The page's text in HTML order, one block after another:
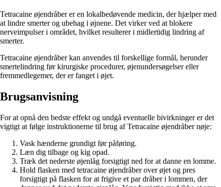
Tetracaine øjendråber er en lokalbedøvende medicin, der hjælper med
at lindre smerter og ubehag i øjnene. Det virker ved at blokere
nerveimpulser i området, hvilket resulterer i midlertidig lindring af
smerter.
Tetracaine øjendråber kan anvendes til forskellige formål, herunder
smertelindring før kirurgiske procedurer, øjenundersøgelser eller
fremmedlegemer, der er fanget i øjet.
Brugsanvisning
For at opnå den bedste effekt og undgå eventuelle bivirkninger er det
vigtigt at følge instruktionerne til brug af Tetracaine øjendråber nøje:
Vask hænderne grundigt før påføring.
Læn dig tilbage og kig opad.
Træk det nederste øjenlåg forsigtigt ned for at danne en lomme.
Hold flasken med tetracaine øjendråber over øjet og pres
forsigtigt på flasken for at frigive et par dråber i lommen, der